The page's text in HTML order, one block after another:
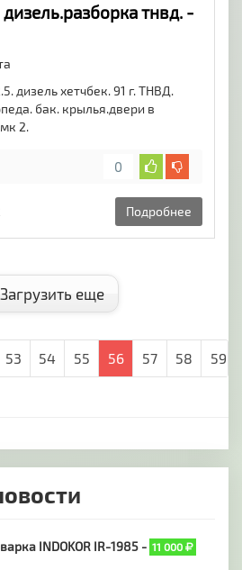
тнвд. -
дизель хетчбек. 91 г. ТНВД.
бак. крылья.двери в
2.
0
Подробнее
Загрузить еще
53 54 55 56 57 58 59
INDOKOR IR-1985 - 11 000